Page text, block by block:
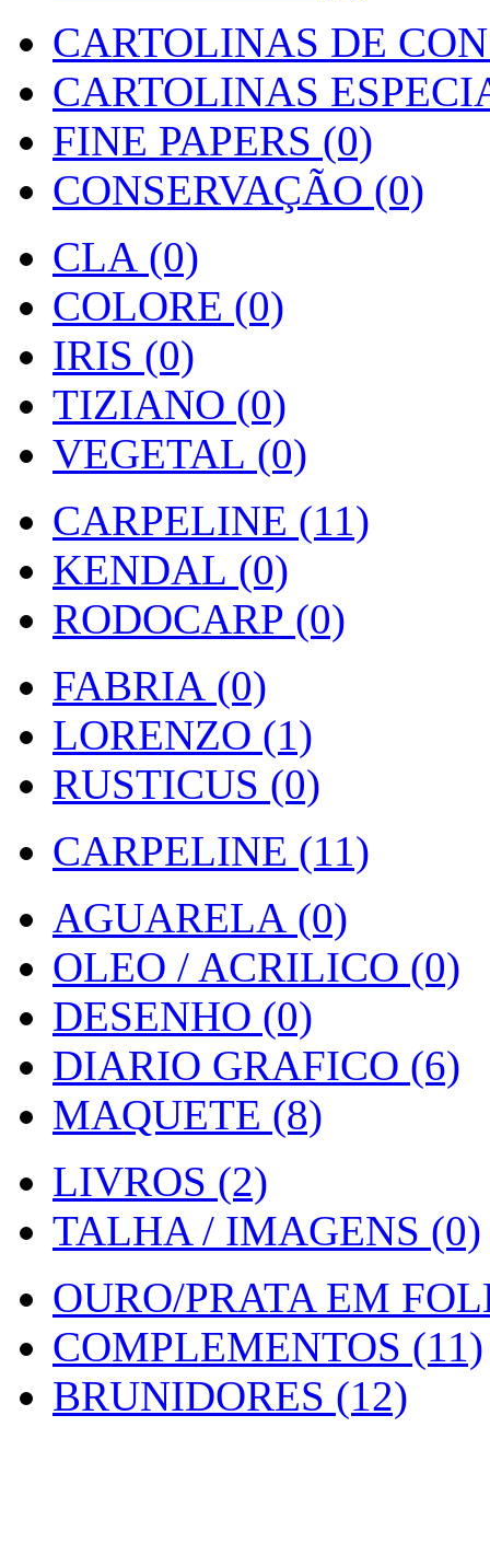
CARTOLINAS DE
CARTOLINAS
FINE PAPERS (0)
CONSERVAÇÃO (0)
CLA (0)
COLORE (0)
IRIS (0)
TIZIANO (0)
VEGETAL (0)
CARPELINE (11)
KENDAL (0)
RODOCARP (0)
FABRIA (0)
LORENZO (1)
RUSTICUS (0)
CARPELINE (11)
AGUARELA (0)
OLEO / ACRILICO (0)
DESENHO (0)
DIARIO GRAFICO (6)
MAQUETE (8)
LIVROS (2)
TALHA / IMAGENS (0)
OURO/PRATA EM
COMPLEMENTOS (11)
BRUNIDORES (12)